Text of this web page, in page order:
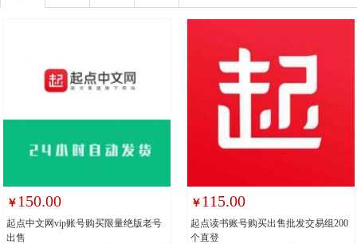
￥ 150.00
起点中文网vip账号购买限量绝版老号
出售
￥ 115.00
起点读书账号购买出售批发交易组200
个直登